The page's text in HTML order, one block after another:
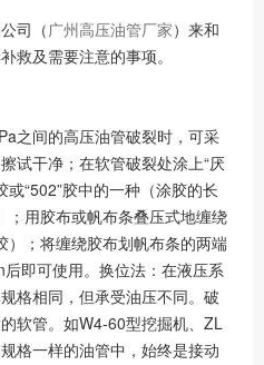
司（广州高压油管厂家）来和
救及需要注意的事项。
之间的高压油管破裂时，可采
试干净；在软管破裂处涂上“厌
或“502”胶中的一种（涂胶的长
；用胶布或帆布条叠压式地缠绕
；将缠绕胶布划帆布条的两端
即可使用。换位法：在液压系
格相同，但承受油压不同。破
软管。如W4-60型挖掘机、ZL
格一样的油管中，始终是接动